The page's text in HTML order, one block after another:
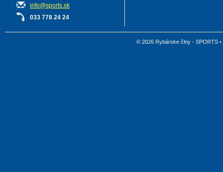
info@sports.sk
033 778 24 24
© 2026 Rybárske člny - SPORTS •